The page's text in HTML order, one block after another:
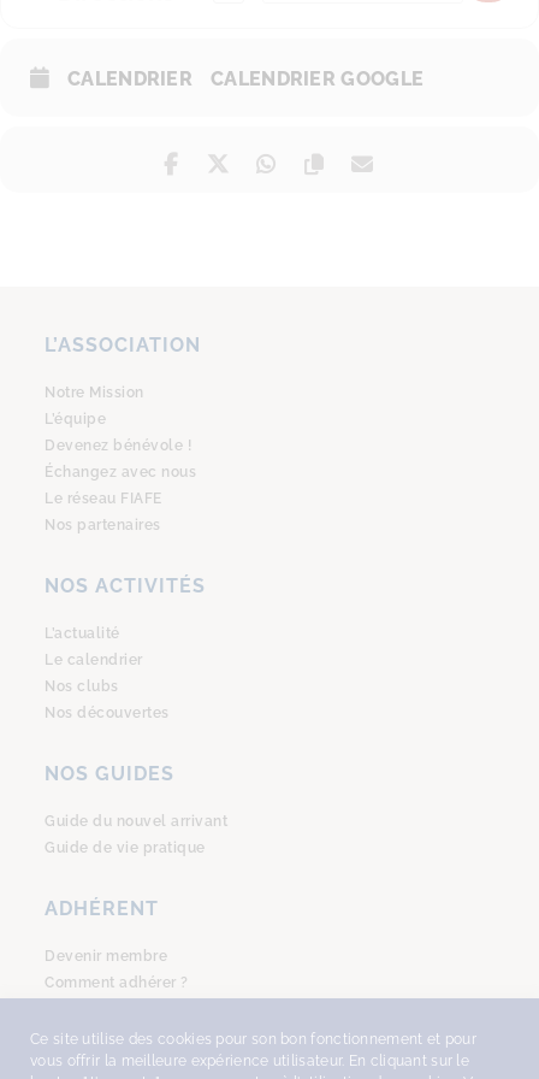
CALENDRIER CALENDRIER GOOGLE
L’ASSOCIATION
Notre Mission
L’équipe
Devenez bénévole !
Échangez avec nous
Le réseau FIAFE
Nos partenaires
NOS ACTIVITÉS
L’actualité
Le calendrier
Nos clubs
Nos découvertes
NOS GUIDES
Guide du nouvel arrivant
Guide de vie pratique
ADHÉRENT
Devenir membre
Comment adhérer ?
Ce site utilise des cookies pour son bon fonctionnement et pour
vous offrir la meilleure expérience utilisateur. En cliquant sur le